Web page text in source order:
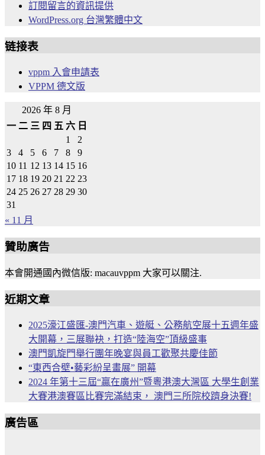
訂閱留言的資訊提供
WordPress.org 台灣繁體中文
链接表
vppm 入會申請表
VPPM 德文版
2026 年 8 月
一 二 三 四 五 六 日
1
2
3
4 5 6 7 8
9
10 11 12 13 14 15 16
17 18 19 20 21 22 23
24 25 26 27 28 29 30
31
« 11 月
贊助廣告
本會開通國內微信版: macauvppm 大家可以關注.
近期文章
2025濠江盛匯-澳門汽車、遊艇、公務航空展十五週年盛
大開幕，三展聯袂，打造“陸海空”頂級盛事
澳門凱旋門舉行團年晚宴與員工歡聚共慶佳節
“東西合壁•藝彩紛呈畫展” 開幕
2024 年第十三屆“贏在廣州”暨粵港澳大灣區 大學生創業
大賽港澳賽區比賽完滿結束， 澳門三所院校躋身決賽!
廣告區